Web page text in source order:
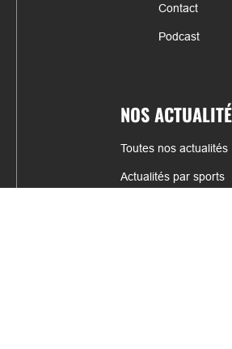
Contact
Podcast
NOS
Toutes nos actualités
Actualités par sports